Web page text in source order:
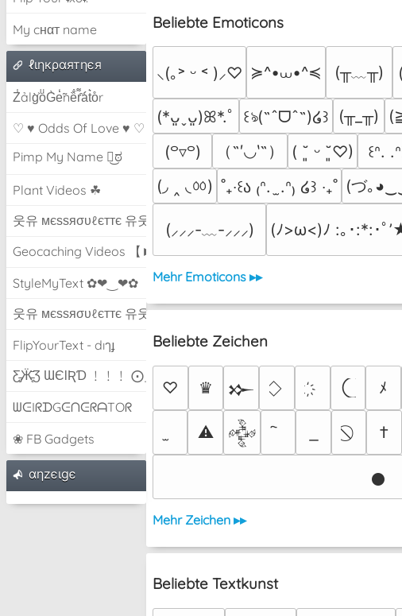
My cнαт name
ℓιηкραятηєя
Z̾ảlg̀͐oͧG̀e̒̃nȅ̐r͌̑á͑t͛o̊r
♡ ♥ Odds Of Love ♥ ♡
Pimp My Name ಠ͜ಠ
Plant Videos ☘
웃유 мєѕѕяσυℓєттє 유웃
Geocaching Videos 【►】
StyleMyText ✿❤‿❤✿
웃유 мєѕѕяσυℓєттє 유웃
FlipYourText - dıๅɟ
Ƹ̵̡Ӝ̵̨̄Ʒ ƜЄƖƦƊ ﹗﹗﹗ ⨀_⨀
ᗯᕮIᖇᗪGᕮᑎᕮᖇᗩTOᖇ
❀ FB Gadgets
αηzєιgє
Beliebte Emoticons
⸜(｡˃ ᵕ ˂ )⸝♡ ≽^•⩊•^≼ (╥﹏╥)
(*ᴗ͈ˬᴗ͈)ꕤ*.ﾟ ꒰ঌ(˶ˆᗜˆ˵)໒꒱ (╥_╥)
(꒪▿꒪)
（˶′◡‵˶） ( ˘͈ ᵕ ˘͈♡) ꒰ᐢ.
(◞ ‸ ◟ㆀ) ˚₊‧꒰ა ₍ᐢ.  ̫.ᐢ₎ ໒꒱ ‧₊˚ (づ｡
(⸝⸝⸝-﹏-⸝⸝⸝) (ﾉ>ω<)ﾉ :｡･:*:･ﾟ
Mehr Emoticons ▸▸
Beliebte Zeichen
♡ ♛ 𒁍 ﾒ
⚠ 𒅒 †
𒊹
Mehr Zeichen ▸▸
Beliebte Textkunst